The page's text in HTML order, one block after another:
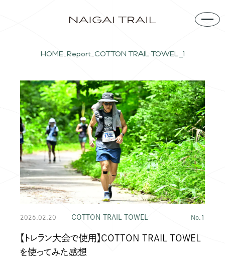
HOME Report COTTON TRAIL TOWEL_1
2026.02.20 COTTON TRAIL TOWEL No.1
【トレラン大会で使用】COTTON TRAIL TOWEL
を使ってみた感想